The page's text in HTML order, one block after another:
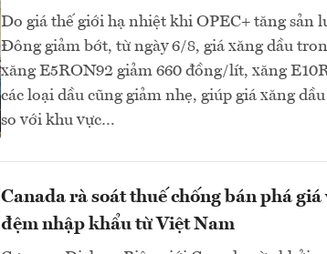
Do giá thế giới hạ nhiệt khi OPEC+ tăng sản
Đông giảm bớt, từ ngày 6/8, giá xăng dầu
xăng E5RON92 giảm 660 đồng/lít, xăng
các loại dầu cũng giảm nhẹ, giúp giá xăng
so với khu vực…
Canada rà soát thuế chống bán phá
đệm nhập khẩu từ Việt Nam